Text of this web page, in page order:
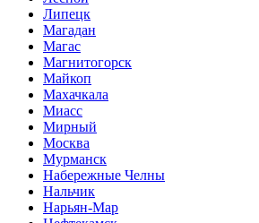
Липецк
Магадан
Магас
Магнитогорск
Майкоп
Махачкала
Миасс
Мирный
Москва
Мурманск
Набережные Челны
Нальчик
Нарьян-Мар